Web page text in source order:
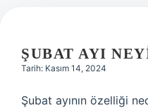
ŞUBAT AYI
Tarih: Kasım 14, 2024
Şubat ayının özelliği